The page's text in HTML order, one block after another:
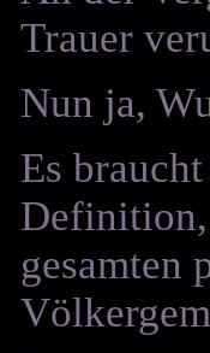
Trauer
Nun ja,
Es
Definition,
gesamten